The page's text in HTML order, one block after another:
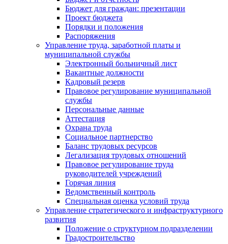
Бюджет для граждан: презентации
Проект бюджета
Порядки и положения
Распоряжения
Управление труда, заработной платы и
муниципальной службы
Электронный больничный лист
Вакантные должности
Кадровый резерв
Правовое регулирование муниципальной
службы
Персональные данные
Аттестация
Охрана труда
Социальное партнерство
Баланс трудовых ресурсов
Легализация трудовых отношений
Правовое регулирование труда
руководителей учреждений
Горячая линия
Ведомственный контроль
Специальная оценка условий труда
Управление стратегического и инфраструктурного
развития
Положение о структурном подразделении
Градостроительство